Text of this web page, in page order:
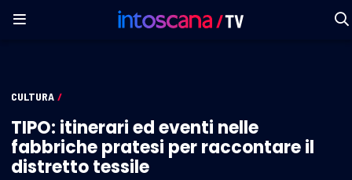
CULTURA /
TIPO: itinerari ed eventi nelle
fabbriche pratesi per raccontare il
distretto tessile